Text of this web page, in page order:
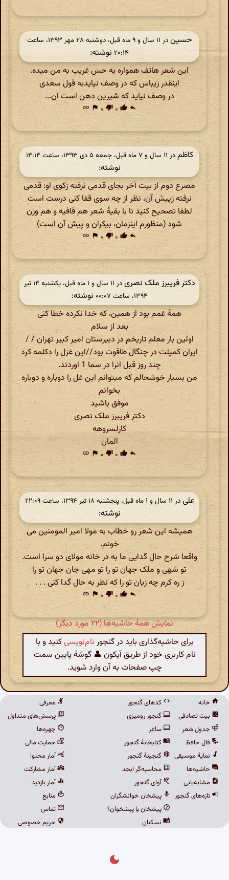
حسین
در ‫۱۱ سال و ۹ ماه قبل، دوشنبه ۲۸ مهر ۱۳۹۳، ساعت
۲۰:۱۴ نوشته:
این شعر هاتف همواره یه حس غریب به من میده.
اینقدر زیباس که در وصف نیایدبه قول سعدی
در وصف نیاید که شیرین دهن است ان...
reply
thumb_up ۰ thumb_down ۰ flag
link
کاظمدر ‫۱۱ سال و ۷ ماه قبل، جمعه ۵ دی ۱۳۹۳، ساعت ۱۴:۱۴
نوشته:
مصرع دوم از بیت آخر بجای قدمی نرفته زکوی او: قدمی
نرفته زپیش آن، نظر از چه سوی قفا کنی درست است
لطفا تصحیح کنید نا با بقیۀ شعر هم قافیه و هم وزن
شود (منظورم اینزمان، بیکران و پیش آن است)
reply
thumb_up ۰ thumb_down ۰ flag
link
دکتر فریبرز ملک نصری
در ‫۱۱ سال و ۱ ماه قبل، یکشنبه ۱۴ تیر
۱۳۹۴، ساعت ۰۰:۰۷
نوشته:
همهٔ غمم بود از همین، که خدا نکرده خطا کنی
بعد از سلام
اولین بار معلم تاریخم در دبیرستان امیر کبیر تهران / /
ایران کمپلت در چنگال طاقوت بود//این غزل را دکلمه کرد
چند روز قبل انرا در سما 1 اوردند.
من بسیار خوشحالم که میتوانم این غل را دوباره و دوباره
بخوانم
موفق باشید
دکتر فریبرز ملک نصری
کارلسروهه
المان
reply
thumb_up ۰ thumb_down ۰ flag
link
علیدر ‫۱۱ سال و ۱ ماه قبل، پنجشنبه ۱۸ تیر ۱۳۹۴، ساعت ۲۲:۰۹
نوشته:
همیشه این شعر رو خطاب به مولا امیر المومنین می
خونم.
واقعا شرح حال گدایی ما به در خانه مولای دو سرا است.
تو شهی و ملک جهان تو را تو مهی جان جهان تو را
ز ره کرم چه زیان تو را که نظر به حال گدا کنی . . .
reply
thumb_up ۰ thumb_down ۰ flag
link
نمایش همهٔ حاشیه‌ها (۲۲ مورد دیگر)
برای حاشیه‌گذاری باید در گنجور نام‌نویسیکنید و با
نام کاربری خود از طریق آیکون 👤 گوشهٔ پایین سمت
چپ صفحات به آن وارد شوید.
خانه
بیت تصادفی
جدول شعر
فال حافظ
نمایهٔ موسیقی
حاشیه‌ها
مشابه‌یابی
تازه‌های گنجور
کدهای گنجور
گنجور رومیزی
ساغر
کتابخانهٔ گنجور
گنجینهٔ گنجور
محاسبه‌گر ابجد
آوای گنجور
پیشخان خوانشگران
پیشخان یا پیشخوان؟
نسکبان
معرفی
پرسش‌های متداول
چهره‌ها
حمایت مالی
آمار محتوا
آمار مشارکت
آمار بازدید
منابع
تماس
حریم خصوصی